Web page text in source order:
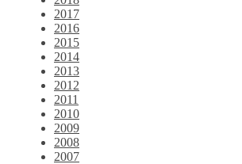
2017
2016
2015
2014
2013
2012
2011
2010
2009
2008
2007